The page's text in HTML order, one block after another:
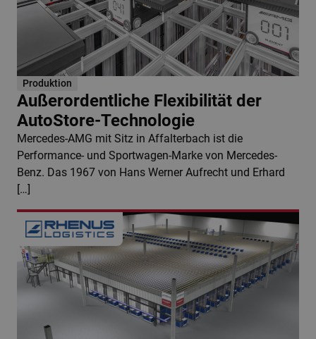
Produktion
Außerordentliche Flexibilität der
AutoStore-Technologie
Mercedes-AMG mit Sitz in Affalterbach ist die
Performance- und Sportwagen-Marke von Mercedes-
Benz. Das 1967 von Hans Werner Aufrecht und Erhard
[…]